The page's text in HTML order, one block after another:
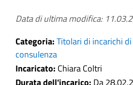
Data di ultima modifica:
Categoria:Titolari di incarichi
consulenza
Incaricato: Chiara Coltri
Durata dell'incarico: Da